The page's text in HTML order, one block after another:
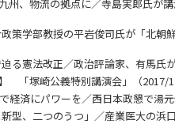
州、物流の拠点に／寺島実郎氏が
策学部教授の平岩俊司氏が「北朝
る憲法改正／政治評論家、有馬氏
】 「塚崎公義特別講演会」（2017/
済にパワーを／西日本政懇で湯
型、二つのうつ」／産業医大の浜